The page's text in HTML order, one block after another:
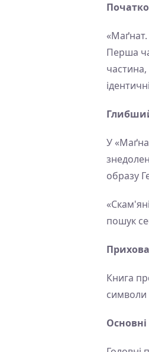
Перша
У
образу
пошук
Книга
символи
Основні